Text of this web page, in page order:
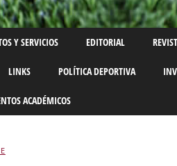
Y SERVICIOS EDITORIAL
LINKS POLÍTICA DEPORTIVA
ACADÉMICOS